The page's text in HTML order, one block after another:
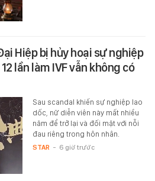
Hiệp bị hủy hoại sự nghiệp
lần làm IVF vẫn không có
Sau scandal khiến sự nghiệp lao
dốc, nữ diễn viên này mất nhiều
năm để trở lại và đối mặt với nỗi
đau riêng trong hôn nhân.
STAR - 6 giờ trước